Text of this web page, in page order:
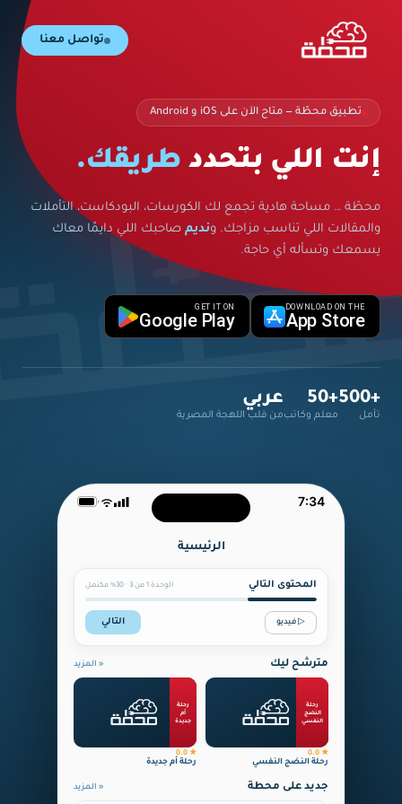
تواصل معنا
تطبيق محطّة — متاح الآن على iOS و Android
إنت اللي بتحدد طريقك.
محطّة … مساحة هادية تجمع لك الكورسات، البودكاست، التأملات
والمقالات اللي تناسب مزاجك. ونديم صاحبك اللي دايمًا معاك
يسمعك وتسأله أي حاجة.
DOWNLOAD ON THE
App Store
GET IT ON
Google Play
+500
تأمل
+50
معلم وكاتب
عربي
من قلب اللهجة المصرية
7:34
الرئيسية
المحتوى التالي الوحدة 1 من 3 · 30% مكتمل
▷ فيديو التالي
مترشح ليك « المزيد
رحلة
النضج
النفسي
★ 0.0
رحلة النضج النفسي
رحلة
أم
جديدة
★ 0.0
رحلة أم جديدة
جديد على محطة « المزيد
30 درس · 15h 0m
+201288719791
رحلة
النضج